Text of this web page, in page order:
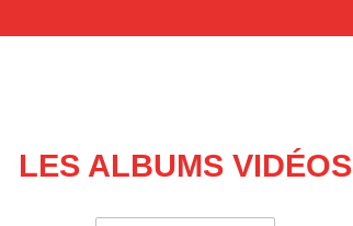
LES ALBUMS VIDÉOS